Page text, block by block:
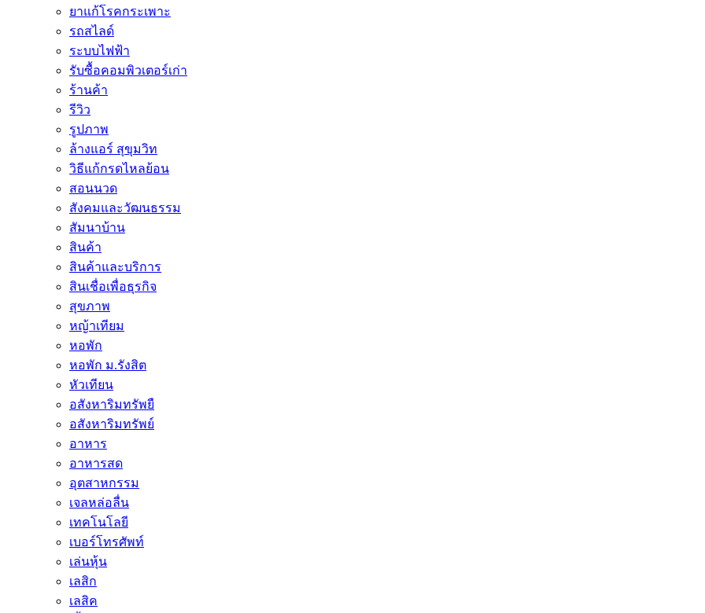
ยาแก้โรคกระเพาะ
รถสไลด์
ระบบไฟฟ้า
รับซื้อคอมพิวเตอร์เก่า
ร้านค้า
รีวิว
รูปภาพ
ล้างแอร์ สุขุมวิท
วิธีแก้กรดไหลย้อน
สอนนวด
สังคมและวัฒนธรรม
สัมนาบ้าน
สินค้า
สินค้าและบริการ
สินเชื่อเพื่อธุรกิจ
สุขภาพ
หญ้าเทียม
หอพัก
หอพัก ม.รังสิต
หัวเทียน
อสังหาริมทรัพยื
อสังหาริมทรัพย์
อาหาร
อาหารสด
อุตสาหกรรม
เจลหล่อลื่น
เทคโนโลยี
เบอร์โทรศัพท์
เล่นหุ้น
เลสิก
เลสิค